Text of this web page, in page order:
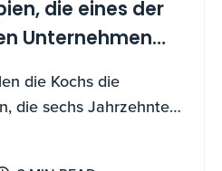
die eines der
Unternehmen
die Kochs die
die sechs Jahrzehnte